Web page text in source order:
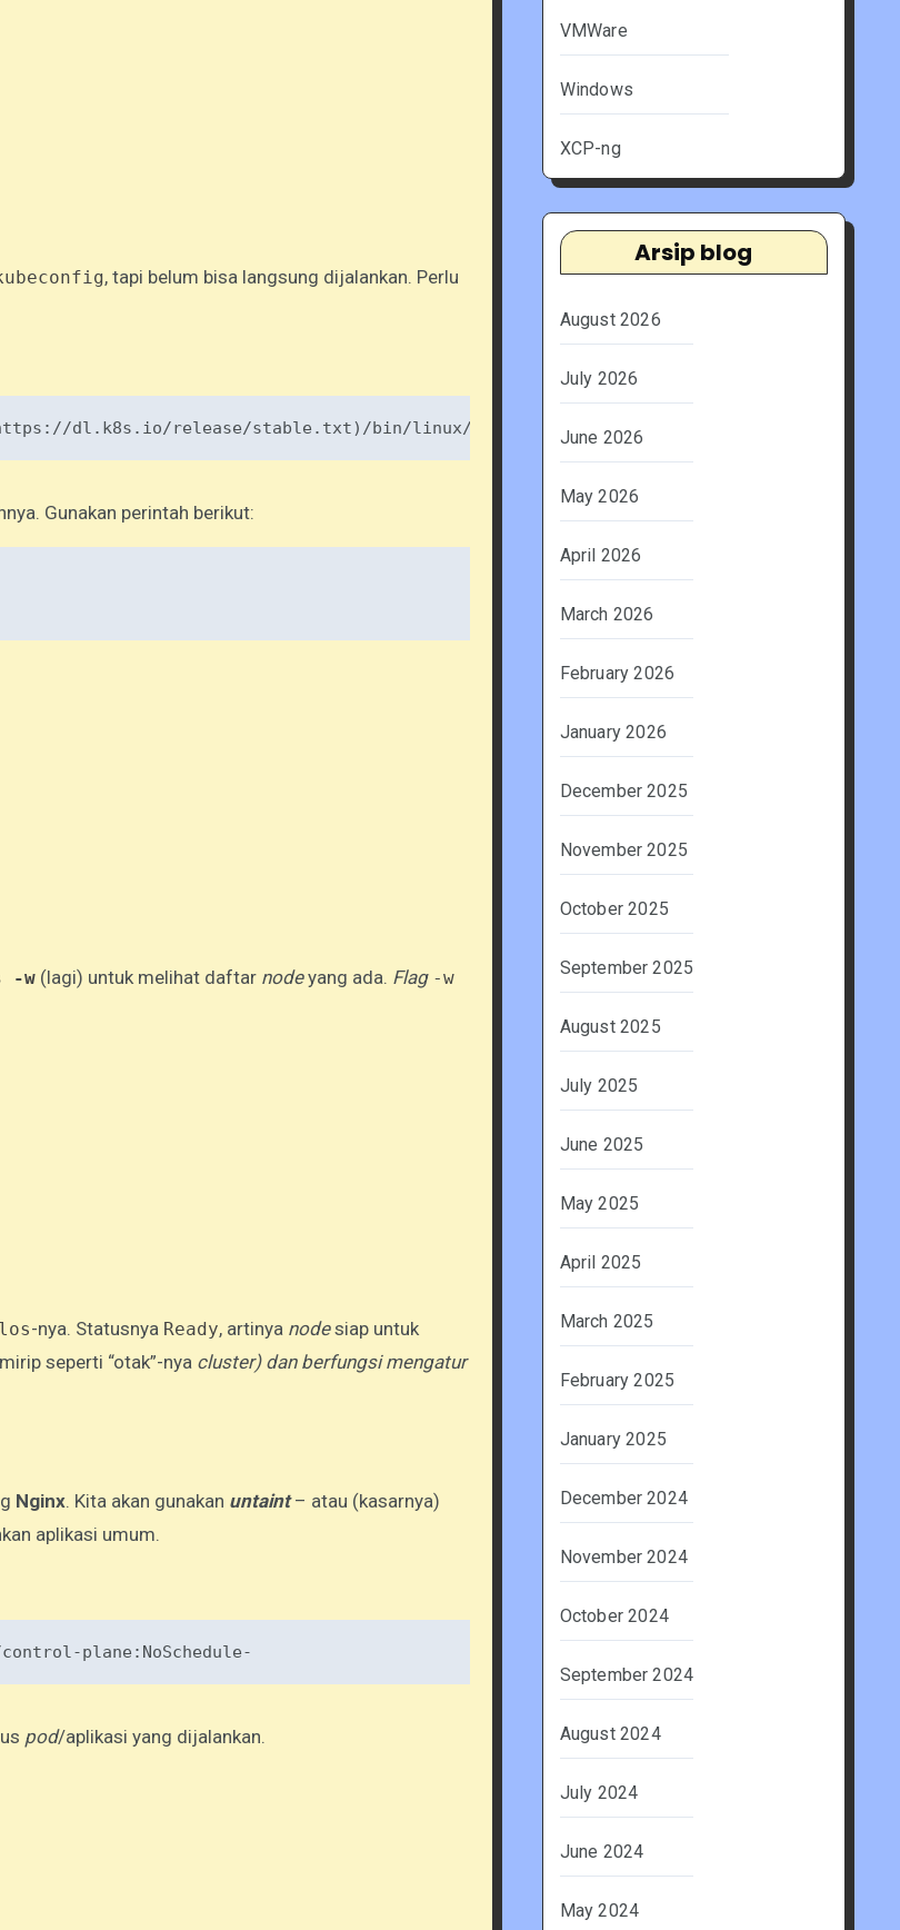
, tapi belum bisa langsung dijalankan. Perlu
dl.k8s.io/release/stable.txt)/bin/linux/amd64/kubectl "
Gunakan perintah berikut:
-w (lagi) untuk melihat daftar nodeyang ada. Flag -w
-nya. Statusnya Ready, artinya nodesiap untuk
seperti “otak”-nya cluster) dan berfungsi mengatur
Nginx. Kita akan gunakan untaint– atau (kasarnya)
aplikasi umum.
pod/aplikasi yang dijalankan.
VMWare
Windows
XCP-ng
Arsip blog
August 2026
July 2026
June 2026
May 2026
April 2026
March 2026
February 2026
January 2026
December 2025
November 2025
October 2025
September 2025
August 2025
July 2025
June 2025
May 2025
April 2025
March 2025
February 2025
January 2025
December 2024
November 2024
October 2024
September 2024
August 2024
July 2024
June 2024
May 2024